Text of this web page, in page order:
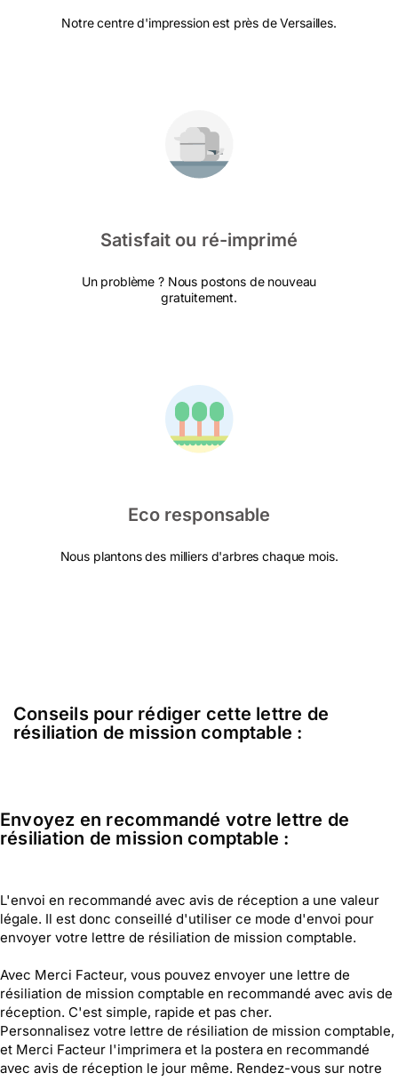
Notre centre d'impression est près de Versailles.
Satisfait ou ré-imprimé
Un problème ? Nous postons de nouveau
gratuitement.
Eco responsable
Nous plantons des milliers d'arbres chaque mois.
Conseils pour rédiger cette lettre de
résiliation de mission comptable :
Envoyez en recommandé votre lettre de
résiliation de mission comptable :
L'envoi en recommandé avec avis de réception a une valeur
légale. Il est donc conseillé d'utiliser ce mode d'envoi pour
envoyer votre lettre de résiliation de mission comptable.
Avec Merci Facteur, vous pouvez envoyer une lettre de
résiliation de mission comptable en recommandé avec avis de
réception. C'est simple, rapide et pas cher.
Personnalisez votre lettre de résiliation de mission comptable,
et Merci Facteur l'imprimera et la postera en recommandé
avec avis de réception le jour même. Rendez-vous sur notre